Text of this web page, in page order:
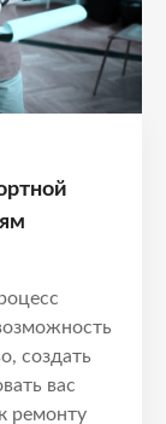
создать
вас
ремонту